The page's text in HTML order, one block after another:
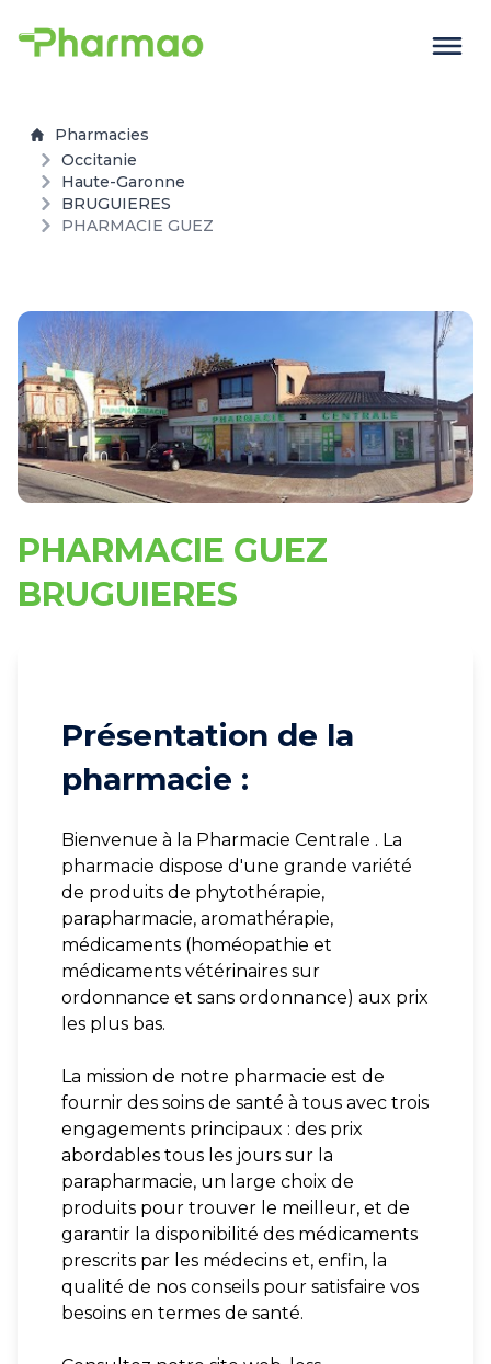
Pharmacies
Occitanie
Haute-Garonne
BRUGUIERES
PHARMACIE GUEZ
PHARMACIE GUEZ
BRUGUIERES
Présentation de la
pharmacie :
Bienvenue à la Pharmacie Centrale . La
pharmacie dispose d'une grande variété
de produits de phytothérapie,
parapharmacie, aromathérapie,
médicaments (homéopathie et
médicaments vétérinaires sur
ordonnance et sans ordonnance) aux prix
les plus bas.
La mission de notre pharmacie est de
fournir des soins de santé à tous avec trois
engagements principaux : des prix
abordables tous les jours sur la
parapharmacie, un large choix de
produits pour trouver le meilleur, et de
garantir la disponibilité des médicaments
prescrits par les médecins et, enfin, la
qualité de nos conseils pour satisfaire vos
besoins en termes de santé.